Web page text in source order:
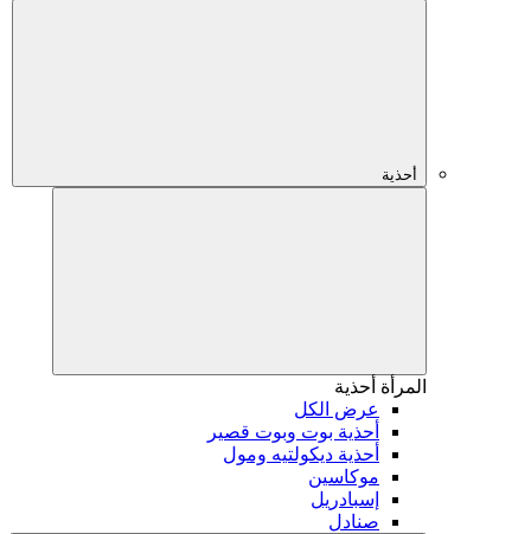
أحذية
المرأة أحذية
عرض الكل
أحذية بوت وبوت قصير
أحذية ديكولتيه ومول
موكاسين
إسبادريل
صنادل